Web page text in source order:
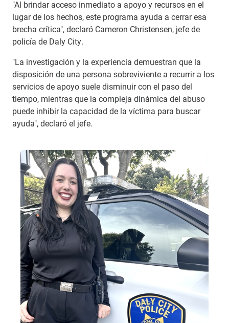
"Al brindar acceso inmediato a apoyo y recursos en el
lugar de los hechos, este programa ayuda a cerrar esa
brecha crítica", declaró Cameron Christensen, jefe de
policía de Daly City.
"La investigación y la experiencia demuestran que la
disposición de una persona sobreviviente a recurrir a los
servicios de apoyo suele disminuir con el paso del
tiempo, mientras que la compleja dinámica del abuso
puede inhibir la capacidad de la víctima para buscar
ayuda", declaró el jefe.